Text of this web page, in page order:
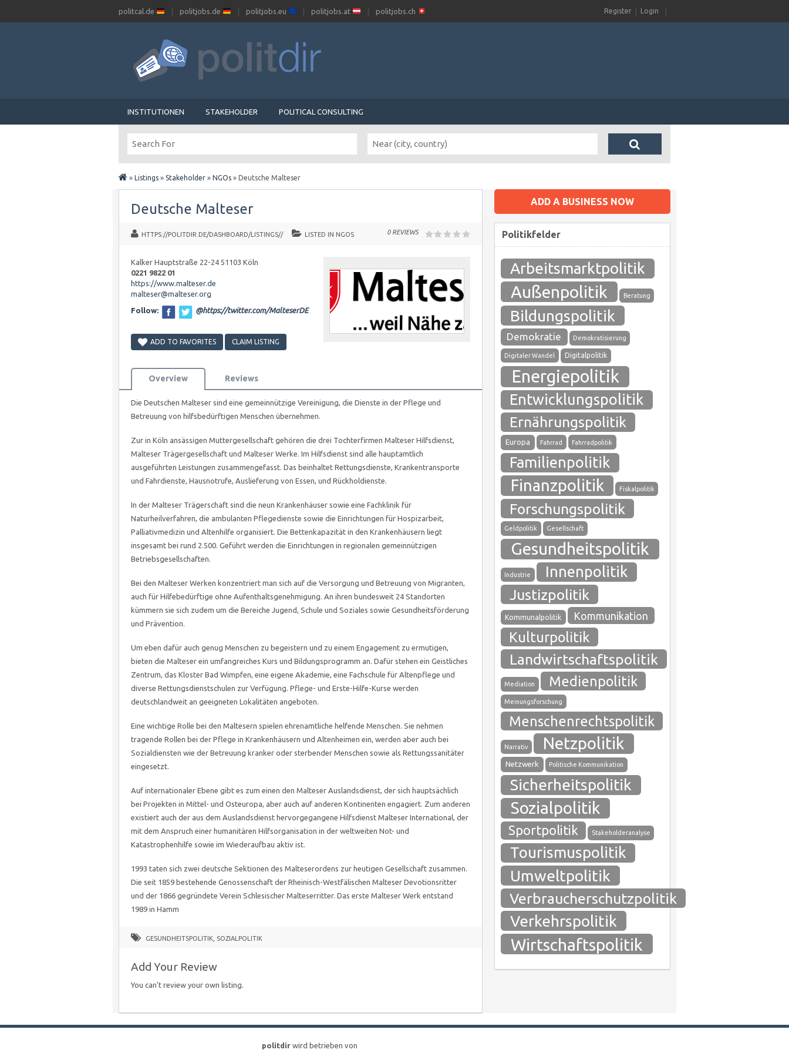
politcal.de politjobs.de politjobs.eu politjobs.at politjobs.ch Register Login
INSTITUTIONEN STAKEHOLDER POLITICAL CONSULTING
» Listings » Stakeholder » NGOs » Deutsche Malteser
Deutsche Malteser
HTTPS://POLITDIR.DE/DASHBOARD/LISTINGS// LISTED IN NGOS 0 REVIEWS
Kalker Hauptstraße 22-24 51103 Köln
0221 9822 01
https://www.malteser.de
malteser@malteser.org
Follow:
@https://twitter.com/MalteserDE
ADD TO FAVORITES CLAIM LISTING
Overview Reviews
Die Deutschen Malteser sind eine gemeinnützige Vereinigung, die Dienste in der Pflege und
Betreuung von hilfsbedürftigen Menschen übernehmen.
Zur in Köln ansässigen Muttergesellschaft gehören die drei Tochterfirmen Malteser Hilfsdienst,
Malteser Trägergesellschaft und Malteser Werke. Im Hilfsdienst sind alle hauptamtlich
ausgeführten Leistungen zusammengefasst. Das beinhaltet Rettungsdienste, Krankentransporte
und Fahrdienste, Hausnotrufe, Auslieferung von Essen, und Rückholdienste.
In der Malteser Trägerschaft sind die neun Krankenhäuser sowie eine Fachklinik für
Naturheilverfahren, die ambulanten Pflegedienste sowie die Einrichtungen für Hospizarbeit,
Palliativmedizin und Altenhilfe organisiert. Die Bettenkapazität in den Krankenhäusern liegt
insgesamt bei rund 2.500. Geführt werden die Einrichtungen in regionalen gemeinnützigen
Betriebsgesellschaften.
Bei den Malteser Werken konzentriert man sich auf die Versorgung und Betreuung von Migranten,
auch für Hilfebedürftige ohne Aufenthaltsgenehmigung. An ihren bundesweit 24 Standorten
kümmern sie sich zudem um die Bereiche Jugend, Schule und Soziales sowie Gesundheitsförderung
und Prävention.
Um eben dafür auch genug Menschen zu begeistern und zu einem Engagement zu ermutigen,
bieten die Malteser ein umfangreiches Kurs und Bildungsprogramm an. Dafür stehen ein Geistliches
Zentrum, das Kloster Bad Wimpfen, eine eigene Akademie, eine Fachschule für Altenpflege und
diverse Rettungsdienstschulen zur Verfügung. Pflege- und Erste-Hilfe-Kurse werden
deutschlandweit an geeigneten Lokalitäten angeboten.
Eine wichtige Rolle bei den Maltesern spielen ehrenamtliche helfende Menschen. Sie nehmen
tragende Rollen bei der Pflege in Krankenhäusern und Altenheimen ein, werden aber auch bei
Sozialdiensten wie der Betreuung kranker oder sterbender Menschen sowie als Rettungssanitäter
eingesetzt.
Auf internationaler Ebene gibt es zum einen den Malteser Auslandsdienst, der sich hauptsächlich
bei Projekten in Mittel- und Osteuropa, aber auch auf anderen Kontinenten engagiert. Zum anderen
existiert auch der aus dem Auslandsdienst hervorgegangene Hilfsdienst Malteser International, der
mit dem Anspruch einer humanitären Hilfsorganisation in der weltweiten Not- und
Katastrophenhilfe sowie im Wiederaufbau aktiv ist.
1993 taten sich zwei deutsche Sektionen des Malteserordens zur heutigen Gesellschaft zusammen.
Die seit 1859 bestehende Genossenschaft der Rheinisch-Westfälischen Malteser Devotionsritter
und der 1866 gegründete Verein Schlesischer Malteserritter. Das erste Malteser Werk entstand
1989 in Hamm
GESUNDHEITSPOLITIK SOZIALPOLITIK
Add Your Review
You can't review your own listing.
ADD A BUSINESS NOW
Politikfelder
Arbeitsmarktpolitik
Außenpolitik Beratung
Bildungspolitik
Demokratie Demokratisierung
Digitaler Wandel Digitalpolitik
Energiepolitik
Entwicklungspolitik
Ernährungspolitik
Europa Fahrrad Fahrradpolitik
Familienpolitik
Finanzpolitik Fiskalpolitik
Forschungspolitik
Geldpolitik Gesellschaft
Gesundheitspolitik
Industrie Innenpolitik
Justizpolitik
Kommunalpolitik Kommunikation
Kulturpolitik
Landwirtschaftspolitik
Mediation Medienpolitik
Meinungsforschung
Menschenrechtspolitik
Narrativ Netzpolitik
Netzwerk Politische Kommunikation
Sicherheitspolitik
Sozialpolitik
Sportpolitik Stakeholderanalyse
Tourismuspolitik
Umweltpolitik
Verbraucherschutzpolitik
Verkehrspolitik
Wirtschaftspolitik
politdirwird betrieben von